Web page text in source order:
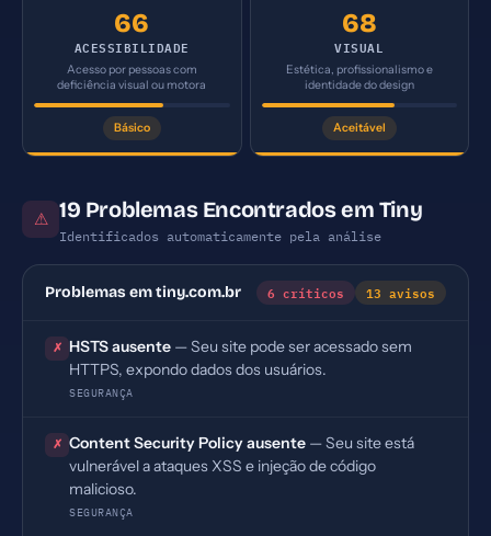
66
ACESSIBILIDADE
Acesso por pessoas com
deficiência visual ou motora
Básico
68
VISUAL
Estética, profissionalismo e
identidade do design
Aceitável
⚠ 19 Problemas Encontrados em Tiny
Identificados automaticamente pela análise
Problemas em tiny.com.br 6 críticos 13 avisos
✗ HSTS ausente — Seu site pode ser acessado sem
HTTPS, expondo dados dos usuários.
SEGURANÇA
✗ Content Security Policy ausente — Seu site está
vulnerável a ataques XSS e injeção de código
malicioso.
SEGURANÇA